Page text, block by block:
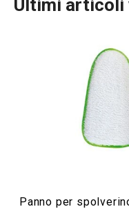
Ultimi articoli
Panno per